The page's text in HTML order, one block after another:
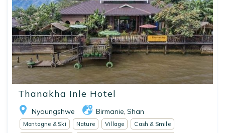
Thanakha Inle Hotel
Nyaungshwe Birmanie Shan
Montagne & Ski Nature Village
Cash & Smile